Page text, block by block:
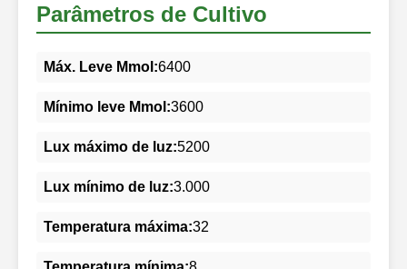
Parâmetros de Cultivo
Máx. Leve Mmol:6400
Mínimo leve Mmol:3600
Lux máximo de luz:5200
Lux mínimo de luz:3.000
Temperatura máxima:32